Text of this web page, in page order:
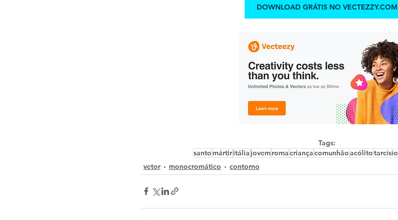
DOWNLOAD GRÁTIS NO VECTEZZY.COM
Tags:
santo mártiritália jovemromacriançacomunhãoacólitotarcísio
vetor
monocromático contorno